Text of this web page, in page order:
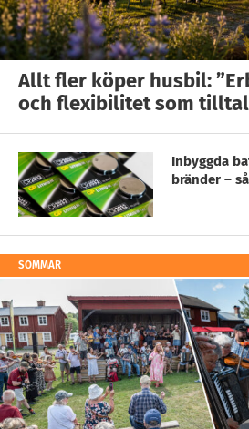
Allt fler köper husbil:
och flexibilitet som
Inbyggda
bränder –
SOMMAR